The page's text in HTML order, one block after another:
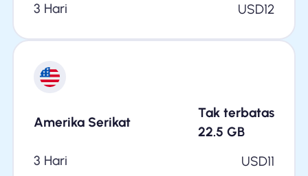
3 Hari
USD12
Amerika Serikat
Tak terbatas
22.5 GB
3 Hari
USD11